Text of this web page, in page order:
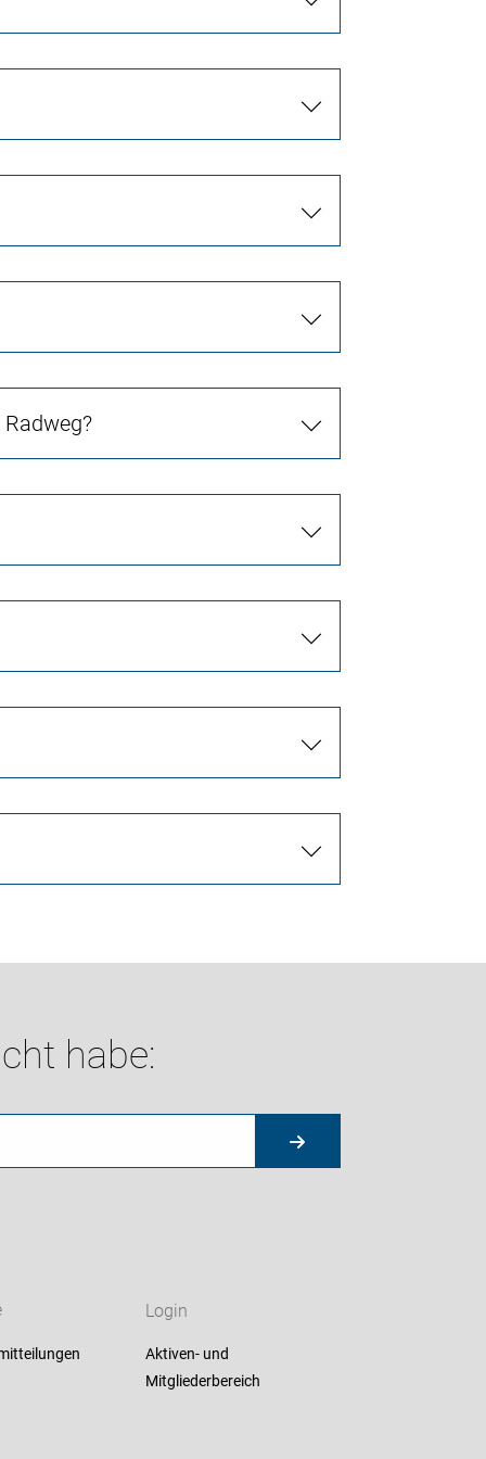
habe:
Login
Aktiven- und
Mitgliederbereich